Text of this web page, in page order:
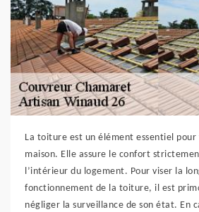
La toiture est un élément essentiel
maison. Elle assure le confort
l’intérieur du logement. Pour viser la
fonctionnement de la toiture, il est
négliger la surveillance de son état. En